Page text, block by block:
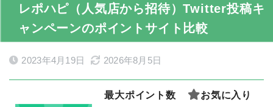
レポハピ（人気店から招待）Twitter投稿キ
ャンペーンのポイントサイト比較
2023年4月19日 2026年8月5日
最大ポイント数 お気に入り